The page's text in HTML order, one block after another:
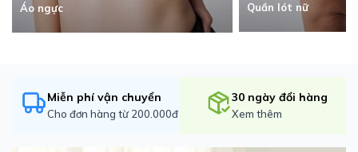
Áo ngực Quần lót nữ
Miễn phí vận chuyển
Cho đơn hàng từ 200.000đ
30 ngày đổi hàng
Xem thêm